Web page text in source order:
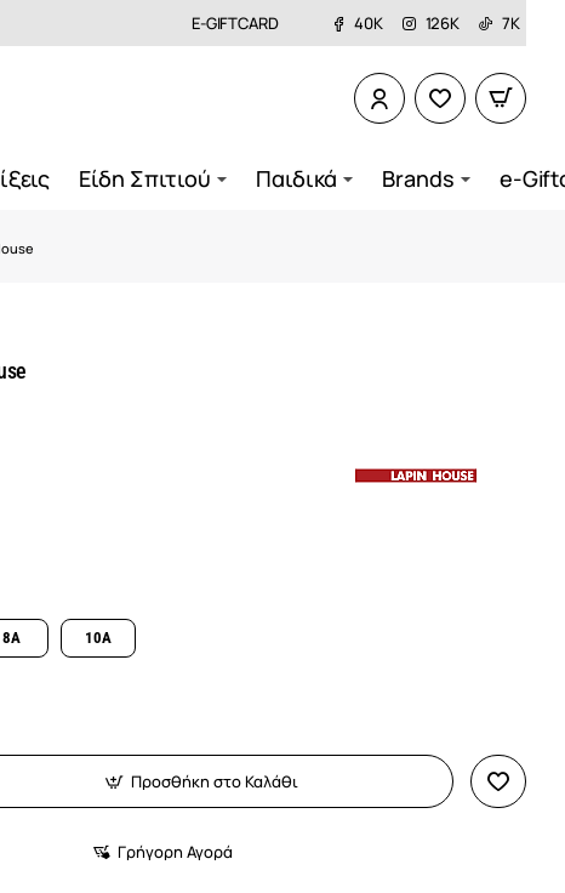
E-GIFTCARD 40K 126K 7K
Είδη Σπιτιού Παιδικά Brands e-
8A 10A
Προσθήκη στο Καλάθι
Γρήγορη Αγορά